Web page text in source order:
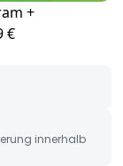
+
€
innerhalb